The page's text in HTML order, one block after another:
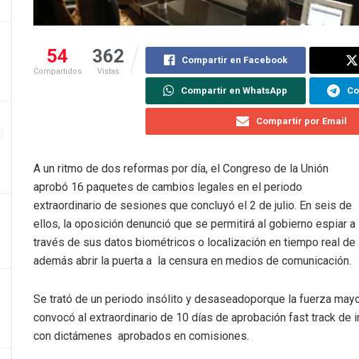
54
Compartidos
362
Vistas
Compartir en Facebook
Compartir en WhatsApp
Compartir por Email
A un ritmo de dos reformas por día, el Congreso de la Unión
aprobó 16 paquetes de cambios legales en el periodo
extraordinario de sesiones que concluyó el 2 de julio. En seis de
ellos, la oposición denunció que se permitirá al gobierno espiar
través de sus datos biométricos o localización en tiempo real
además abrir la puerta a la censura en medios de comunicación.
Se trató de un periodo insólito y desaseadoporque la fuerza
convocó al extraordinario de 10 días de aprobación fast track de
con dictámenes aprobados en comisiones.